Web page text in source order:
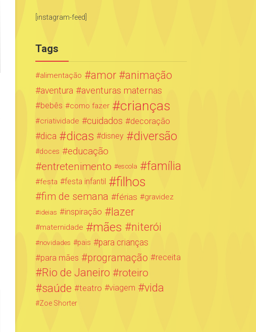
[instagram-feed]
Tags
alimentação amor animação
aventura aventuras maternas
bebês como fazer crianças
criatividade cuidados
decoração
dica
dicas disney diversão
doces educação
entretenimento escola família
festa festa infantil filhos
fim de semana férias gravidez
ideias inspiração lazer
maternidade mães niterói
novidades pais
para crianças
para mães
programação receita
Rio de Janeiro roteiro
saúde teatro viagem vida
Zoe Shorter